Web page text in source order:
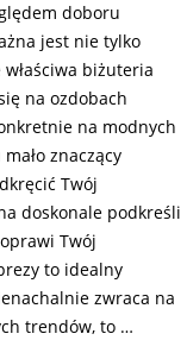
doboru
jest nie tylko
biżuteria
na ozdobach
na modnych
znaczący
Twój
doskonale podkreśli
Twój
to idealny
zwraca na
trendów, to …